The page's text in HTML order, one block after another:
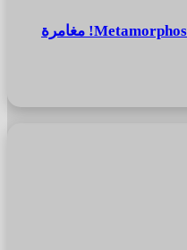
لعبة Metamorphosis VR! مغامرة